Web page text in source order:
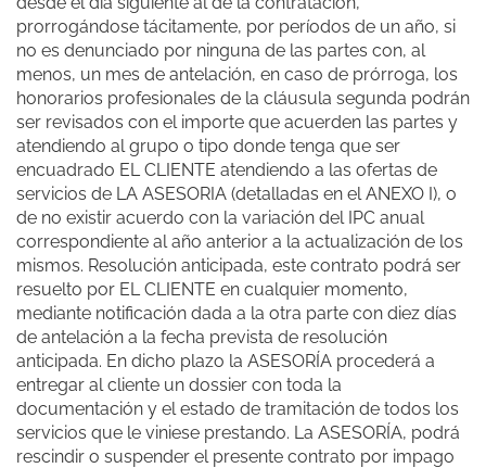
prorrogándose tácitamente, por períodos de un año, si
no es denunciado por ninguna de las partes con, al
menos, un mes de antelación, en caso de prórroga, los
honorarios profesionales de la cláusula segunda podrán
ser revisados con el importe que acuerden las partes y
atendiendo al grupo o tipo donde tenga que ser
encuadrado EL CLIENTE atendiendo a las ofertas de
servicios de LA ASESORIA (detalladas en el ANEXO I), o
de no existir acuerdo con la variación del IPC anual
correspondiente al año anterior a la actualización de los
mismos. Resolución anticipada, este contrato podrá ser
resuelto por EL CLIENTE en cualquier momento,
mediante notificación dada a la otra parte con diez días
de antelación a la fecha prevista de resolución
anticipada. En dicho plazo la ASESORÍA procederá a
entregar al cliente un dossier con toda la
documentación y el estado de tramitación de todos los
servicios que le viniese prestando. La ASESORÍA, podrá
rescindir o suspender el presente contrato por impago